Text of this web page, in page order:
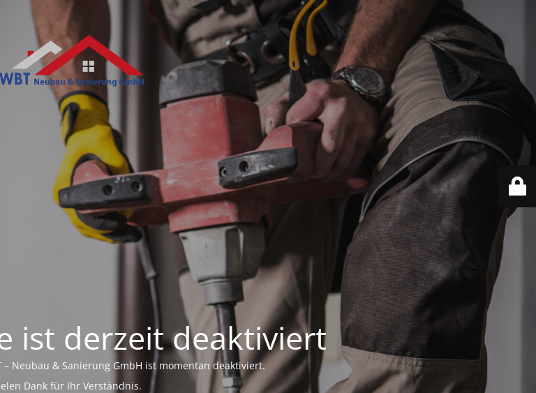
ist derzeit deaktiviert
Neubau & Sanierung GmbH ist momentan deaktiviert.
Dank für Ihr Verständnis.